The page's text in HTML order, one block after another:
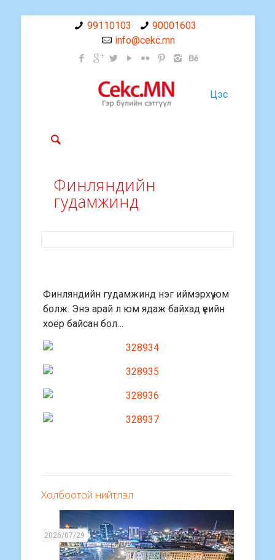
99110103
90001603
info@cekc.mn
Цэс
Финляндийн
гудамжинд
Финляндийн гудамжинд нэг иймэрхүү юм
болж. Энэ арай л юм ядаж байхад үеийн
хоёр байсан бол…
Холбоотой нийтлэл
2026/07/29